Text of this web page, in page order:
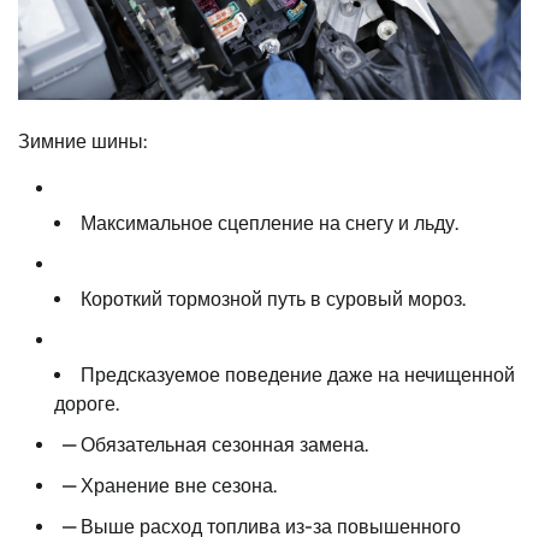
Зимние шины:
Максимальное сцепление на снегу и льду.
Короткий тормозной путь в суровый мороз.
Предсказуемое поведение даже на нечищенной
дороге.
— Обязательная сезонная замена.
— Хранение вне сезона.
— Выше расход топлива из-за повышенного